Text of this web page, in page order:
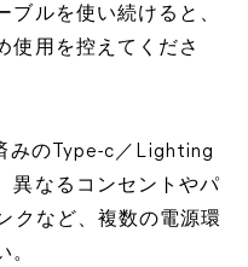
ブルを使い続けると、
使用を控えてくださ
みのType-c／Lighting
異なるコンセントやパ
クなど、複数の電源環
。